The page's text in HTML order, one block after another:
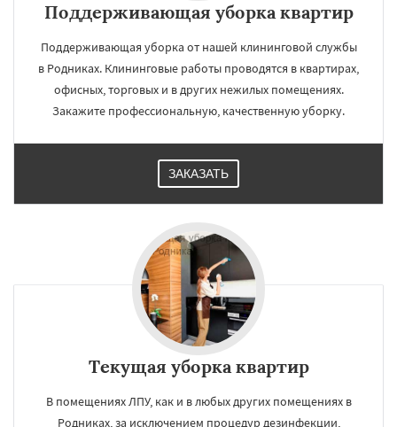
Поддерживающая уборка квартир
Поддерживающая уборка от нашей клининговой службы
в Родниках. Клининговые работы проводятся в квартирах,
офисных, торговых и в других нежилых помещениях.
Закажите профессиональную, качественную уборку.
ЗАКАЗАТЬ
Текущая уборка квартир
В помещениях ЛПУ, как и в любых других помещениях в
Родниках, за исключением процедур дезинфекции,